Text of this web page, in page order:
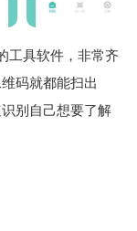
工具软件，非常齐
码就都能扫出
别自己想要了解